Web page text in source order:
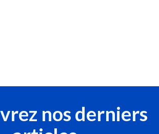
nos derniers